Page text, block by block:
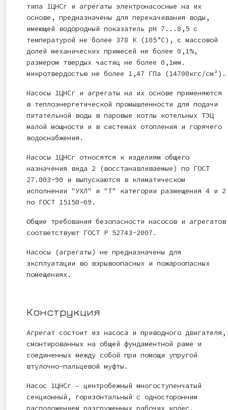
типа 1ЦНСг и агрегаты электронасосные на их
основе, предназначены для перекачивания воды,
имеющей водородный показатель рН 7...8,5 с
температурой не более 378 К (105°С), с массовой
долей механических примесей не более 0,1%,
размером твердых частиц не более 0,1мм.
микротвердостью не более 1,47 ГПа (14700кгс/см²).
Насосы 1ЦНСг и агрегаты на их основе применяются
в теплоэнергетической промышленности для подачи
питательной воды в паровые котлы котельных ТЭЦ
малой мощности и в системах отопления и горячего
водоснабжения.
Насосы 1ЦНСг относятся к изделиям общего
назначения вида 2 (восстанавливаемые) по ГОСТ
27.003-90 и выпускаются в климатическом
исполнении "УХЛ" и "Т" категории размещения 4 и 2
по ГОСТ 15150-69.
Общие требования безопасности насосов и агрегатов
соответствуют ГОСТ Р 52743-2007.
Насосы (агрегаты) не предназначены для
эксплуатации во взрывоопасных и пожароопасных
помещениях.
Конструкция
Агрегат состоит из насоса и приводного двигателя,
смонтированных на общей фундаментной раме и
соединенных между собой при помощи упругой
втулочно-пальцевой муфты.
Насос 1ЦНСг – центробежный многоступенчатый
секционный, горизонтальный с односторонним
расположением разгруженных рабочих колес.